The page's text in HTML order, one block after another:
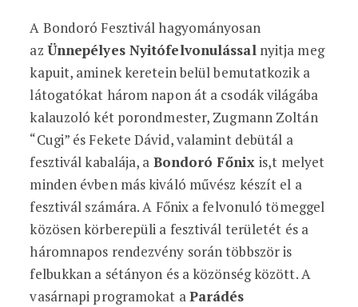
A Bondoró Fesztivál hagyományosan
az Ünnepélyes Nyitófelvonulássalnyitja meg
kapuit, aminek keretein belül bemutatkozik a
látogatókat három napon át a csodák világába
kalauzoló két porondmester, Zugmann Zoltán
“Cugi” és Fekete Dávid, valamint debütál a
fesztivál kabalája, a Bondoró Főnixis,t melyet
minden évben más kiváló művész készít el a
fesztivál számára. A Főnix a felvonuló tömeggel
közösen körberepüli a fesztivál területét és a
háromnapos rendezvény során többször is
felbukkan a sétányon és a közönség között. A
vasárnapi programokat aParádés